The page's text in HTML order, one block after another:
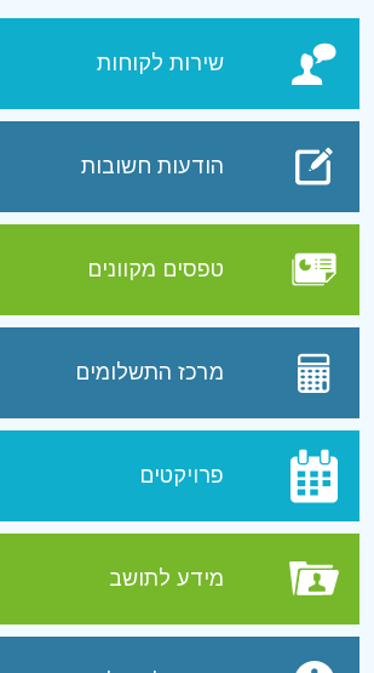
שירות לקוחות
הודעות חשובות
טפסים מקוונים
מרכז התשלומים
פרויקטים
מידע לתושב